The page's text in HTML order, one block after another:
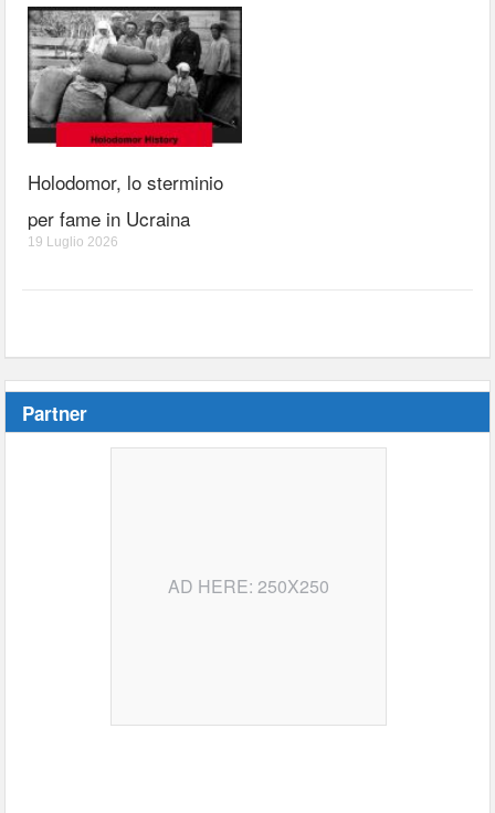
Holodomor, lo sterminio
per fame in Ucraina
19 Luglio 2026
Partner
AD HERE: 250X250